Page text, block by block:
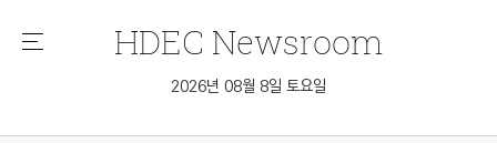
메
HDEC Newsroom
2026년 08월 8일 토요일